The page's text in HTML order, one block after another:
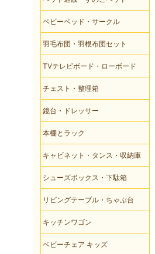
ベビーベッド・サークル
羽毛布団・羽根布団セット
TVテレビボード・ローボード
チェスト・整理箱
鏡台・ドレッサー
本棚とラック
キャビネット・タンス・収納庫
シューズボックス・下駄箱
リビングテーブル・ちゃぶ台
キッチンワゴン
ベビーチェア キッズ